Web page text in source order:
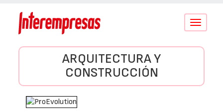
Conmutar
ARQUITECTURA Y
CONSTRUCCIÓN